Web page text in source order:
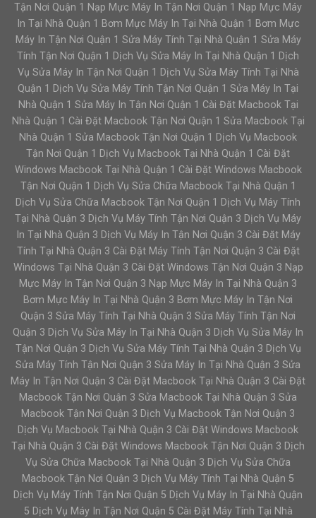
Tận Nơi Quận 1 Nạp Mực Máy In Tận Nơi Quận 1 Nạp Mực Máy
In Tại Nhà Quận 1 Bơm Mực Máy In Tại Nhà Quận 1 Bơm Mực
Máy In Tận Nơi Quận 1 Sửa Máy Tính Tại Nhà Quận 1 Sửa Máy
Tính Tận Nơi Quận 1 Dịch Vụ Sửa Máy In Tại Nhà Quận 1 Dịch
Vụ Sửa Máy In Tận Nơi Quận 1 Dịch Vụ Sửa Máy Tính Tại Nhà
Quận 1 Dịch Vụ Sửa Máy Tính Tận Nơi Quận 1 Sửa Máy In Tại
Nhà Quận 1 Sửa Máy In Tận Nơi Quận 1 Cài Đặt Macbook Tại
Nhà Quận 1 Cài Đặt Macbook Tận Nơi Quận 1 Sửa Macbook Tại
Nhà Quận 1 Sửa Macbook Tận Nơi Quận 1 Dịch Vụ Macbook
Tận Nơi Quận 1 Dịch Vụ Macbook Tại Nhà Quận 1 Cài Đặt
Windows Macbook Tại Nhà Quận 1 Cài Đặt Windows Macbook
Tận Nơi Quận 1 Dịch Vụ Sửa Chữa Macbook Tại Nhà Quận 1
Dịch Vụ Sửa Chữa Macbook Tận Nơi Quận 1 Dịch Vụ Máy Tính
Tại Nhà Quận 3 Dịch Vụ Máy Tính Tận Nơi Quận 3 Dịch Vụ Máy
In Tại Nhà Quận 3 Dịch Vụ Máy In Tận Nơi Quận 3 Cài Đặt Máy
Tính Tại Nhà Quận 3 Cài Đặt Máy Tính Tận Nơi Quận 3 Cài Đặt
Windows Tại Nhà Quận 3 Cài Đặt Windows Tận Nơi Quận 3 Nạp
Mực Máy In Tận Nơi Quận 3 Nạp Mực Máy In Tại Nhà Quận 3
Bơm Mực Máy In Tại Nhà Quận 3 Bơm Mực Máy In Tận Nơi
Quận 3 Sửa Máy Tính Tại Nhà Quận 3 Sửa Máy Tính Tận Nơi
Quận 3 Dịch Vụ Sửa Máy In Tại Nhà Quận 3 Dịch Vụ Sửa Máy In
Tận Nơi Quận 3 Dịch Vụ Sửa Máy Tính Tại Nhà Quận 3 Dịch Vụ
Sửa Máy Tính Tận Nơi Quận 3 Sửa Máy In Tại Nhà Quận 3 Sửa
Máy In Tận Nơi Quận 3 Cài Đặt Macbook Tại Nhà Quận 3 Cài Đặt
Macbook Tận Nơi Quận 3 Sửa Macbook Tại Nhà Quận 3 Sửa
Macbook Tận Nơi Quận 3 Dịch Vụ Macbook Tận Nơi Quận 3
Dịch Vụ Macbook Tại Nhà Quận 3 Cài Đặt Windows Macbook
Tại Nhà Quận 3 Cài Đặt Windows Macbook Tận Nơi Quận 3 Dịch
Vụ Sửa Chữa Macbook Tại Nhà Quận 3 Dịch Vụ Sửa Chữa
Macbook Tận Nơi Quận 3 Dịch Vụ Máy Tính Tại Nhà Quận 5
Dịch Vụ Máy Tính Tận Nơi Quận 5 Dịch Vụ Máy In Tại Nhà Quận
5 Dịch Vụ Máy In Tận Nơi Quận 5 Cài Đặt Máy Tính Tại Nhà